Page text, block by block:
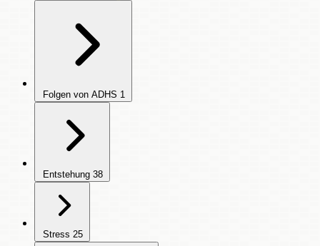
Folgen von ADHS 1
Entstehung 38
Stress 25